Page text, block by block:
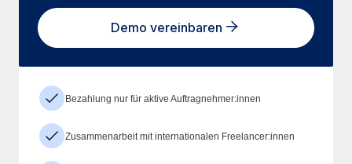
Demo vereinbaren
Bezahlung nur für aktive Auftragnehmer:innen
Zusammenarbeit mit internationalen Freelancer:innen